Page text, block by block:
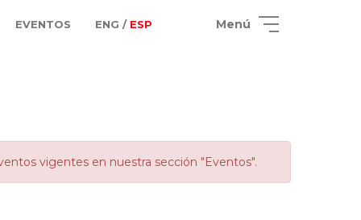
EVENTOS ENG / ESP Menú
vigentes en nuestra sección "Eventos".